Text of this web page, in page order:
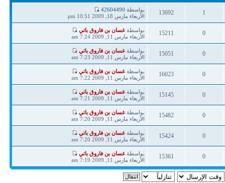
1
13692
آخر
مشاركة
بواسطة 42604490
الأربعاء مارس 18, 2009 10:51 pm
0
ردود
15211
مشاهدات
آخر
مشاركة
بواسطةغسان بن فاروق باتي
الأربعاء مارس 11, 2009 7:24 am
0
15051
آخر
مشاركة
بواسطةغسان بن فاروق باتي
الأربعاء مارس 11, 2009 7:23 am
0
ردود
16023
مشاهدات
آخر
مشاركة
بواسطةغسان بن فاروق باتي
الأربعاء مارس 11, 2009 7:22 am
0
15145
آخر
مشاركة
بواسطةغسان بن فاروق باتي
الأربعاء مارس 11, 2009 7:21 am
0
ردود
15482
مشاهدات
آخر
مشاركة
بواسطةغسان بن فاروق باتي
الأربعاء مارس 11, 2009 7:20 am
0
15424
آخر
مشاركة
بواسطةغسان بن فاروق باتي
الأربعاء مارس 11, 2009 7:20 am
0
ردود
15361
مشاهدات
آخر
مشاركة
بواسطةغسان بن فاروق باتي
الأربعاء مارس 11, 2009 7:19 am